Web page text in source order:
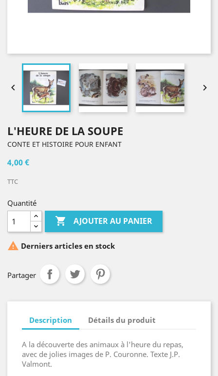
 
L'HEURE DE LA SOUPE
CONTE ET HISTOIRE POUR ENFANT
4,00 €
TTC
Quantité
 AJOUTER AU PANIER
 Derniers articles en stock
Partager
Description Détails du produit
A la découverte des animaux à l'heure du repas,
avec de jolies images de P. Couronne. Texte J.P.
Valmont.